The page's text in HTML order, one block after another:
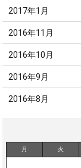
2017年1月
2016年11月
2016年10月
2016年9月
2016年8月
月 火